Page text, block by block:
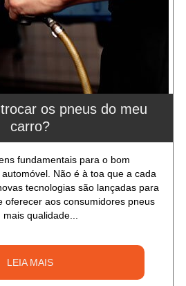
os pneus do meu
carro?
fundamentais para o bom
Não é à toa que a cada
tecnologias são lançadas para
oferecer aos consumidores pneus
mais qualidade...
LEIA MAIS